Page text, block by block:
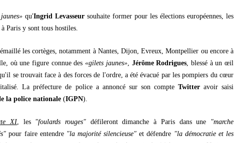
qu'Ingrid Levasseur souhaite former pour les élections européennes, les
Paris y sont tous hostiles.
les cortèges, notamment à Nantes, Dijon, Evreux, Montpellier ou encore à
où une figure connue des«gilets jaunes», Jérôme Rodrigues, blessé à un œil
se trouvait face à des forces de l'ordre, a été évacué par les pompiers du cœur
La préfecture de police a annoncé sur son compte Twitteravoir saisi
la police nationale (IGPN).
XI, les "foulards rouges" défileront dimanche à Paris dans une "marche
pour faire entendre "la majorité silencieuse" et défendre "la démocratie et les